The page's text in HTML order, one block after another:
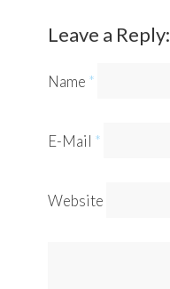
Leave a Reply:
Name *
E-Mail *
Website